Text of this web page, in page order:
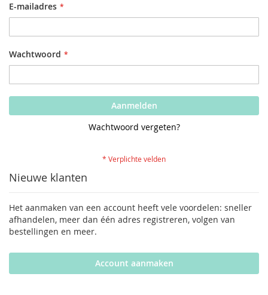
E-mailadres
Wachtwoord
Aanmelden
Wachtwoord vergeten?
Nieuwe klanten
Het aanmaken van een account heeft vele voordelen: sneller
afhandelen, meer dan één adres registreren, volgen van
bestellingen en meer.
Account aanmaken